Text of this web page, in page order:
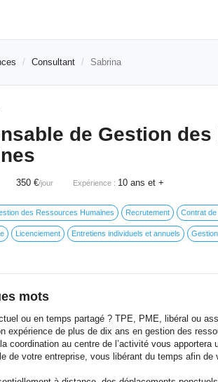
Consultant Sabrina
de Gestion
350 €/jour Expérience : 10 ans et +
des Ressources Humaines Recrutement Contrat
Licenciement Entretiens individuels et annuels
mots
ou en temps partagé ? TPE, PME, libéral ou
expérience de plus de dix ans en gestion des
coordination au centre de l’activité vous apportera
de votre entreprise, vous libérant du temps afin